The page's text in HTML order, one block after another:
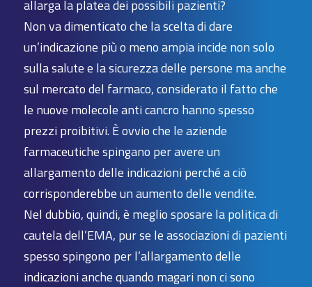
allarga la platea dei possibili pazienti?
Non va dimenticato che la scelta di dare
un’indicazione più o meno ampia incide non solo
sulla salute e la sicurezza delle persone ma anche
sul mercato del farmaco, considerato il fatto che
le nuove molecole anti cancro hanno spesso
prezzi proibitivi. È ovvio che le aziende
farmaceutiche spingano per avere un
allargamento delle indicazioni perché a ciò
corrisponderebbe un aumento delle vendite.
Nel dubbio, quindi, è meglio sposare la politica di
cautela dell’EMA, pur se le associazioni di pazienti
spesso spingono per l’allargamento delle
indicazioni anche quando magari non ci sono